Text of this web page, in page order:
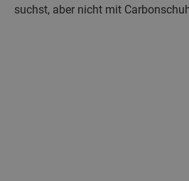
suchst, aber nicht mit